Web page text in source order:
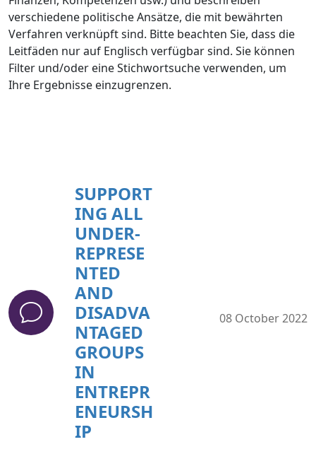
verschiedene politische Ansätze, die mit bewährten
Verfahren verknüpft sind. Bitte beachten Sie, dass die
Leitfäden nur auf Englisch verfügbar sind. Sie können
Filter und/oder eine Stichwortsuche verwenden, um
Ihre Ergebnisse einzugrenzen.
SUPPORT
ING ALL
UNDER-
REPRESE
NTED
AND
DISADVA
NTAGED
GROUPS
IN
ENTREPR
ENEURSH
IP
08 October 2022